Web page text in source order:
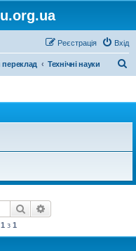
Вхід
Реєстрація
Технічні науки
Пошук
1 з 1